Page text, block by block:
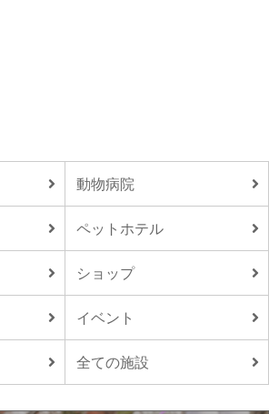
動物病院
ペットホテル
ショップ
イベント
全ての施設